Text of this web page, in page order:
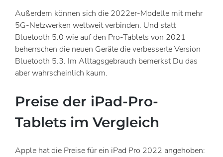
Außerdem können sich die 2022er-Modelle mit mehr
5G-Netzwerken weltweit verbinden. Und statt
Bluetooth 5.0 wie auf den Pro-Tablets von 2021
beherrschen die neuen Geräte die verbesserte Version
Bluetooth 5.3. Im Alltagsgebrauch bemerkst Du das
aber wahrscheinlich kaum.
Preise der iPad-Pro-
Tablets im Vergleich
Apple hat die Preise für ein iPad Pro 2022 angehoben: